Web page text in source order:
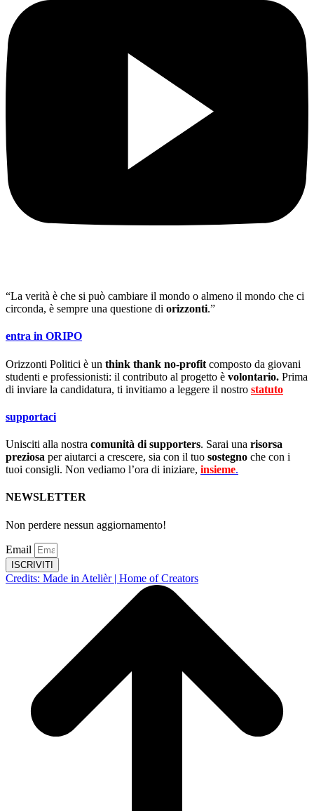
“La verità è che si può cambiare il mondo o almeno il mondo che ci
circonda, è sempre una questione di orizzonti.”
entra in ORIPO
Orizzonti Politici è un think thank no-profit composto da giovani
studenti e professionisti: il contributo al progetto è volontario. Prima
di inviare la candidatura, ti invitiamo a leggere il nostro statuto
supportaci
Unisciti alla nostra comunità di supporters. Sarai una risorsa
preziosa per aiutarci a crescere, sia con il tuo sostegno che con i
tuoi consigli. Non vediamo l’ora di iniziare, insieme.
NEWSLETTER
Non perdere nessun aggiornamento!
Email
ISCRIVITI
Credits: Made in Atelièr | Home of Creators